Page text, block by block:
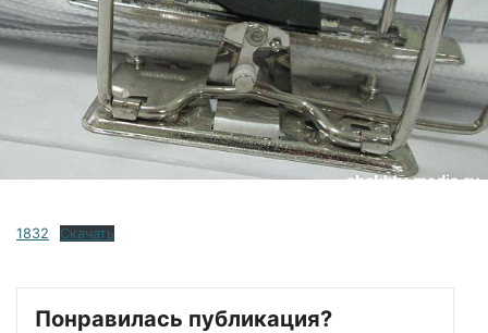
1832 Скачать
Понравилась публикация?